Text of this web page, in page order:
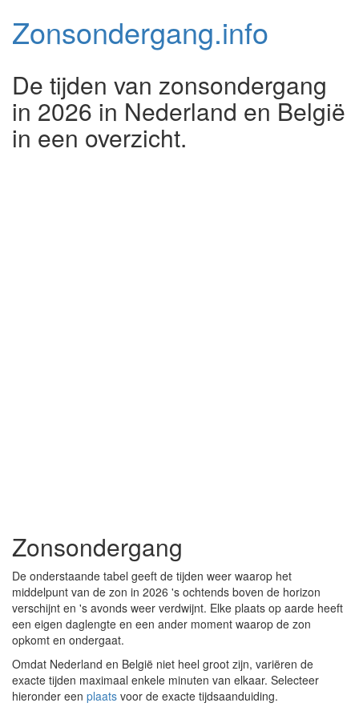
Zonsondergang.info
De tijden van zonsondergang
in 2026 in Nederland en België
in een overzicht.
Zonsondergang
De onderstaande tabel geeft de tijden weer waarop het
middelpunt van de zon in 2026 's ochtends boven de horizon
verschijnt en 's avonds weer verdwijnt. Elke plaats op aarde heeft
een eigen daglengte en een ander moment waarop de zon
opkomt en ondergaat.
Omdat Nederland en België niet heel groot zijn, variëren de
exacte tijden maximaal enkele minuten van elkaar. Selecteer
hieronder een plaats voor de exacte tijdsaanduiding.